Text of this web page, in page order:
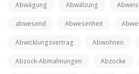
Abwägung Abwälzung
abwesend Abwesenheit
Abwicklungsvertrag Abwohnen
Abzock-Abmahnungen Abzocke